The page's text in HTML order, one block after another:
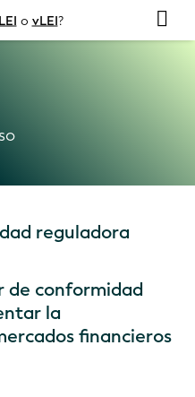
LEI o vLEI?
reguladora
de conformidad
la
financieros